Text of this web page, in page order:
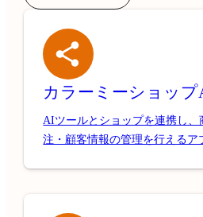
カラーミーショップ
AIツールとショップを連携し、
注・顧客情報の管理を行えるア